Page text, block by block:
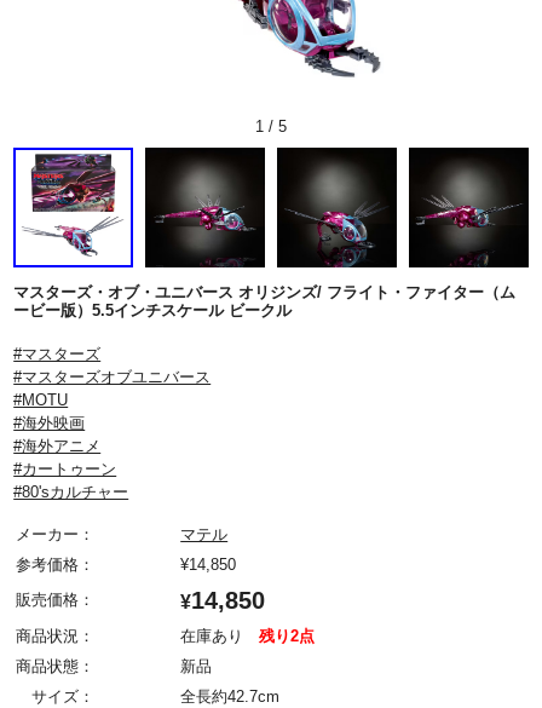
1 / 5
マスターズ・オブ・ユニバース オリジンズ/ フライト・ファイター（ム
ービー版）5.5インチスケール ビークル
#マスターズ
#マスターズオブユニバース
#MOTU
#海外映画
#海外アニメ
#カートゥーン
#80'sカルチャー
メーカー：
マテル
参考価格：
¥14,850
販売価格：
¥14,850
商品状況： 在庫あり
残り2点
商品状態：
新品
サイズ：
全長約42.7cm